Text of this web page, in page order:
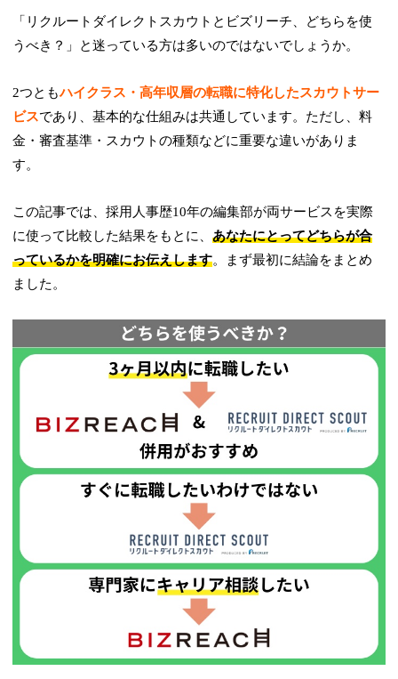
「リクルートダイレクトスカウトとビズリーチ、どちらを使
うべき？」と迷っている方は多いのではないでしょうか。
2つともハイクラス・高年収層の転職に特化したスカウトサー
ビスであり、基本的な仕組みは共通しています。ただし、料
金・審査基準・スカウトの種類などに重要な違いがありま
す。
この記事では、採用人事歴10年の編集部が両サービスを実際
に使って比較した結果をもとに、あなたにとってどちらが合
っているかを明確にお伝えします。まず最初に結論をまとめ
ました。